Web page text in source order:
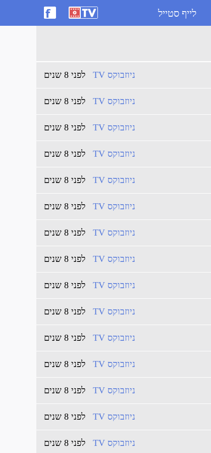
לייף סטייל
לפני 8 שנים ניוזבוקס TV
לפני 8 שנים ניוזבוקס TV
לפני 8 שנים ניוזבוקס TV
לפני 8 שנים ניוזבוקס TV
לפני 8 שנים ניוזבוקס TV
לפני 8 שנים ניוזבוקס TV
לפני 8 שנים ניוזבוקס TV
לפני 8 שנים ניוזבוקס TV
לפני 8 שנים ניוזבוקס TV
לפני 8 שנים ניוזבוקס TV
לפני 8 שנים ניוזבוקס TV
לפני 8 שנים ניוזבוקס TV
לפני 8 שנים ניוזבוקס TV
לפני 8 שנים ניוזבוקס TV
לפני 8 שנים ניוזבוקס TV